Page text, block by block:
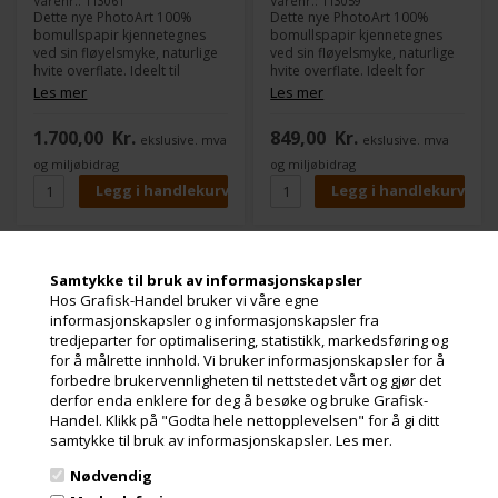
Samtykke til bruk av informasjonskapsler
Hos Grafisk-Handel bruker vi våre egne
informasjonskapsler og informasjonskapsler fra
tredjeparter for optimalisering, statistikk, markedsføring og
for å målrette innhold. Vi bruker informasjonskapsler for å
forbedre brukervennligheten til nettstedet vårt og gjør det
derfor enda enklere for deg å besøke og bruke Grafisk-
Handel. Klikk på "Godta hele nettopplevelsen" for å gi ditt
samtykke til bruk av informasjonskapsler. Les mer.
Nødvendig
Dette nye PhotoArt 100%
bomullspapir kjennetegnes
ved sin fløyelsmyke, naturlige
hvite overflate. Ideelt til
fotografiske applikasjoner og
høykvalitets foto- og
Smooth er tilgjengelig i to
gramvekter, middels- og
tungvekt, med en matt
blekkstrålebelegg på den ene
Les mer
1.700,00 Kr. ekslusive. mva
og miljøbidrag
Dette nye PhotoArt 100%
bomullspapir kjennetegnes
ved sin fløyelsmyke, naturlige
hvite overflate. Ideelt for
fotografiske applikasjoner og
høykvalitets foto- og
Smooth er tilgjengelig i to
gramvekter, mellom- og
tungvekt, med en matt
blekkbelagt overflate på den
ene siden.
Les mer
849,00 Kr. ekslusive. mva
og miljøbidrag
Natural Smooth - 310
g/m² - A3+ 25 ark
Natural Smooth - 310
g/m² - A4 25 ark